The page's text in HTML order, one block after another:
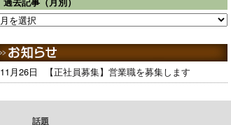
11月26日 【正社員募集】営業職を募集します
話題